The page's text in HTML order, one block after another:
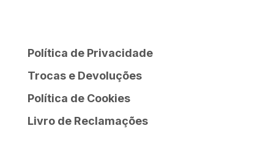
Política de Privacidade
Trocas e Devoluções
Política de Cookies
Livro de Reclamações